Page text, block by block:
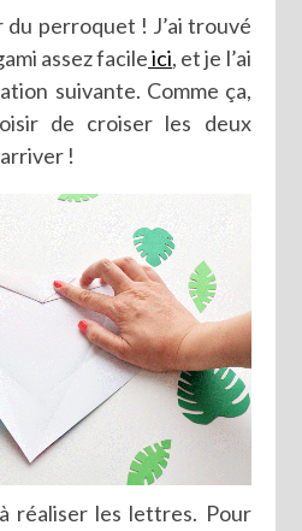
perroquet ! J’ai trouvé
assez facileici, et je l’ai
suivante. Comme ça,
de croiser les deux
!
réaliser les lettres. Pour